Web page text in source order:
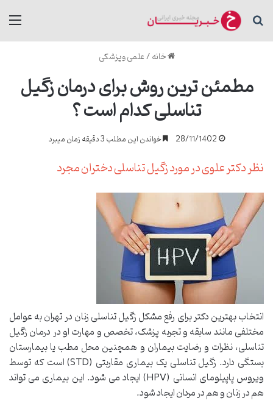
جستجو برای
خانه/علمی و پزشکی
مطمئن ترین روش برای درمان زگیل
تناسلی کدام است ؟
28/11/1402 خواندن این مطلب 3 دقیقه زمان میبرد
نظر دکتر علوی در مورد زگیل تناسلی دختران مجرد
انتخاب بهترین دکتر برای رفع مشکل زگیل تناسلی زنان در تهران به عوامل
مختلفی مانند سابقه و تجربه پزشک، تخصص و مهارت او در درمان زگیل
تناسلی، نظرات و رضایت بیماران و همچنین محل مطب یا بیمارستان
بستگی دارد. زگیل تناسلی یک بیماری مقاربتی (STD) است که توسط
ویروس پاپیلومای انسانی (HPV) ایجاد می شود. این بیماری می تواند
هم در زنان و هم در مردان ایجاد شود.